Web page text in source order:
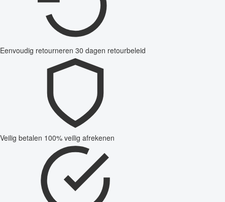
Eenvoudig retourneren 30 dagen retourbeleid
Veilig betalen 100% veilig afrekenen